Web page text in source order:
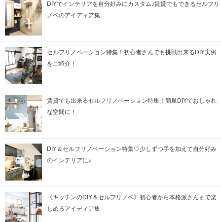
DIYでインテリアを自分好みにカスタム♪賃貸でもできるセルフリ
ノベのアイディア集
セルフリノベーション特集！初心者さんでも挑戦出来るDIY実例
をご紹介！
賃貸でも出来るセルフリノベーション特集！簡単DIYでおしゃれ
な空間に！
DIY＆セルフリノベーション特集♡少しずつ手を加えて自分好み
のインテリアに♪
《キッチンのDIY＆セルフリノベ》初心者から本格派さんまで楽
しめるアイディア集